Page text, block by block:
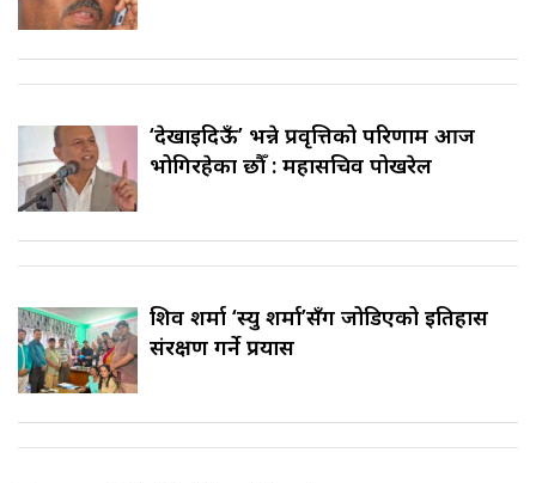
‘देखाइदिऊँ’ भन्ने प्रवृत्तिको परिणाम आज
भोगिरहेका छौँ : महासचिव पोखरेल
शिव शर्मा ‘स्यु शर्मा’सँग जोडिएको इतिहास
संरक्षण गर्ने प्रयास